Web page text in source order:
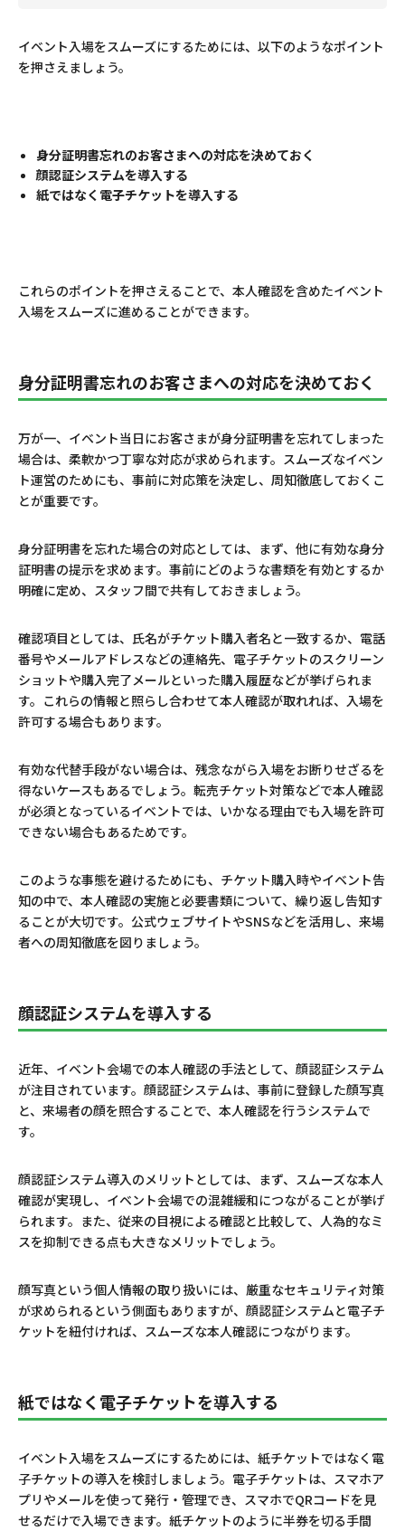
イベント入場をスムーズにするためには、以下のようなポイント
を押さえましょう。
身分証明書忘れのお客さまへの対応を決めておく
顔認証システムを導入する
紙ではなく電子チケットを導入する
これらのポイントを押さえることで、本人確認を含めたイベント
入場をスムーズに進めることができます。
身分証明書忘れのお客さまへの対応を決めておく
万が一、イベント当日にお客さまが身分証明書を忘れてしまった
場合は、柔軟かつ丁寧な対応が求められます。スムーズなイベン
ト運営のためにも、事前に対応策を決定し、周知徹底しておくこ
とが重要です。
身分証明書を忘れた場合の対応としては、まず、他に有効な身分
証明書の提示を求めます。事前にどのような書類を有効とするか
明確に定め、スタッフ間で共有しておきましょう。
確認項目としては、氏名がチケット購入者名と一致するか、電話
番号やメールアドレスなどの連絡先、電子チケットのスクリーン
ショットや購入完了メールといった購入履歴などが挙げられま
す。これらの情報と照らし合わせて本人確認が取れれば、入場を
許可する場合もあります。
有効な代替手段がない場合は、残念ながら入場をお断りせざるを
得ないケースもあるでしょう。転売チケット対策などで本人確認
が必須となっているイベントでは、いかなる理由でも入場を許可
できない場合もあるためです。
このような事態を避けるためにも、チケット購入時やイベント告
知の中で、本人確認の実施と必要書類について、繰り返し告知す
ることが大切です。公式ウェブサイトやSNSなどを活用し、来場
者への周知徹底を図りましょう。
顔認証システムを導入する
近年、イベント会場での本人確認の手法として、顔認証システム
が注目されています。顔認証システムは、事前に登録した顔写真
と、来場者の顔を照合することで、本人確認を行うシステムで
す。
顔認証システム導入のメリットとしては、まず、スムーズな本人
確認が実現し、イベント会場での混雑緩和につながることが挙げ
られます。また、従来の目視による確認と比較して、人為的なミ
スを抑制できる点も大きなメリットでしょう。
顔写真という個人情報の取り扱いには、厳重なセキュリティ対策
が求められるという側面もありますが、顔認証システムと電子チ
ケットを紐付ければ、スムーズな本人確認につながります。
紙ではなく電子チケットを導入する
イベント入場をスムーズにするためには、紙チケットではなく電
子チケットの導入を検討しましょう。電子チケットは、スマホア
プリやメールを使って発行・管理でき、スマホでQRコードを見
せるだけで入場できます。紙チケットのように半券を切る手間